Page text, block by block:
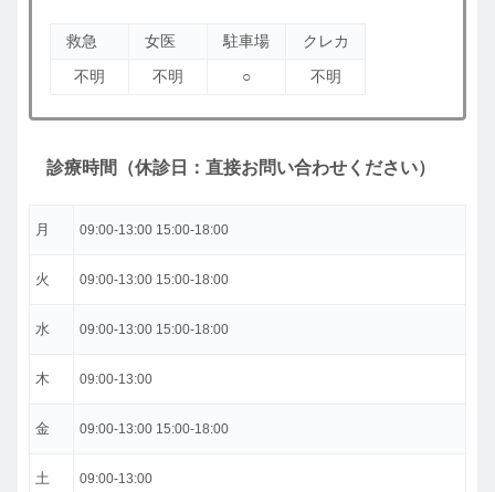
救急 女医 駐車場
クレカ
不明
不明 ○ 不明
診療時間（休診日：直接お問い合わせください）
月 09:00-13:00 15:00-18:00
火 09:00-13:00 15:00-18:00
水 09:00-13:00 15:00-18:00
木 09:00-13:00
金 09:00-13:00 15:00-18:00
土 09:00-13:00